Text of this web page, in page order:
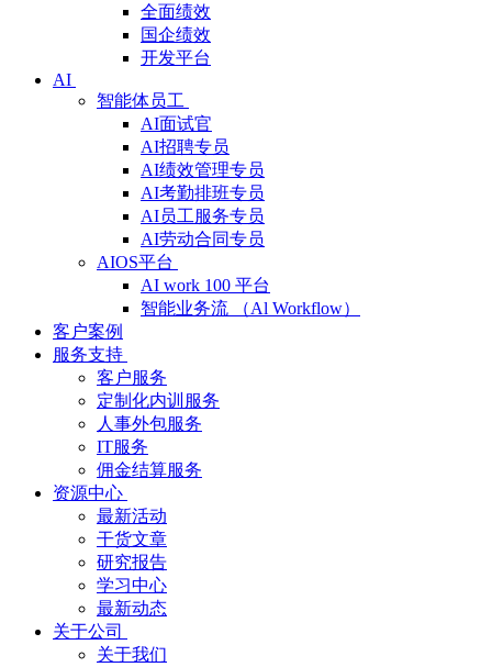
全面绩效
国企绩效
开发平台
AI
智能体员工
AI面试官
AI招聘专员
AI绩效管理专员
AI考勤排班专员
AI员工服务专员
AI劳动合同专员
AIOS平台
AI work 100 平台
智能业务流 （Al Workflow）
客户案例
服务支持
客户服务
定制化内训服务
人事外包服务
IT服务
佣金结算服务
资源中心
最新活动
干货文章
研究报告
学习中心
最新动态
关于公司
关于我们